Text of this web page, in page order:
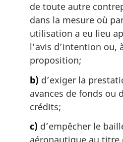
de toute autre
dans la mesure où
utilisation a eu lieu
l’avis d’intention ou,
proposition;
b) d’exiger la
avances de fonds ou
crédits;
c) d’empêcher le